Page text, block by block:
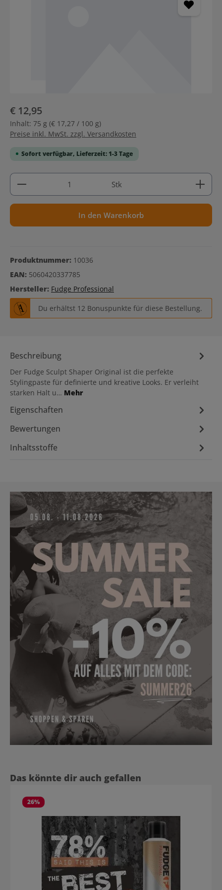
€ 12,95
Inhalt: 75 g (€ 17,27 / 100 g)
Preise inkl. MwSt. zzgl. Versandkosten
Sofort verfügbar, Lieferzeit: 1-3 Tage
Produkt Anzahl: Gib den gewünschten Wert ein
Stk
In den Warenkorb
Produktnummer: 10036
EAN: 5060420337785
Hersteller: Fudge Professional
Du erhältst 12 Bonuspunkte für diese Bestellung.
Beschreibung
Der Fudge Sculpt Shaper Original ist die perfekte
Stylingpaste für definierte und kreative Looks. Er verleiht
starken Halt u… Mehr
Eigenschaften
Bewertungen
Inhaltsstoffe
Produktgalerie überspringen
Das könnte dir auch gefallen
26%